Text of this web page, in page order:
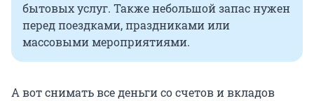
бытовых услуг. Также небольшой запас нужен
перед поездками, праздниками или
массовыми мероприятиями.
А вот снимать все деньги со счетов и вкладов